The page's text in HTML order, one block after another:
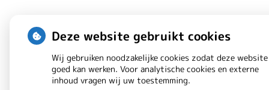
Deze website gebruikt cookies
Wij gebruiken noodzakelijke cookies zodat deze website
goed kan werken. Voor analytische cookies en externe
inhoud vragen wij uw toestemming.